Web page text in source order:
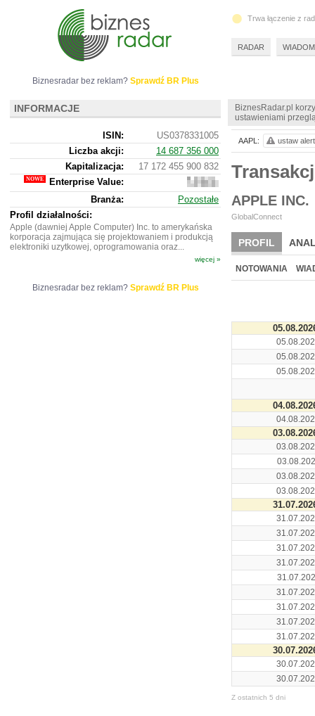
BiznesRadar.pl
ustawieniami
APPLE INC.
GlobalConnect
PROFIL
BR LAB
NOTOWANIA
Z ostatnich 5 dni
AAPL: ustaw alert
Biznesradar bez reklam? Sprawdź BR Plus
INFORMACJE
ISIN:
US0378331005
Liczba akcji:
14 687 356 000
Kapitalizacja:
17 172 455 900 832
Enterprise Value:
311 396
694
Branża:
Pozostałe
Profil działalności:
Apple (dawniej Apple Computer) Inc. to amerykańska
korporacja zajmująca się projektowaniem i produkcją
elektroniki uzytkowej, oprogramowania oraz...
więcej »
Biznesradar bez reklam? Sprawdź BR Plus
Trwa łączenie z
RADAR